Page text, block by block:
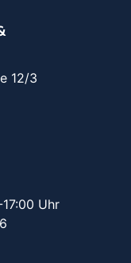
12/3
Uhr